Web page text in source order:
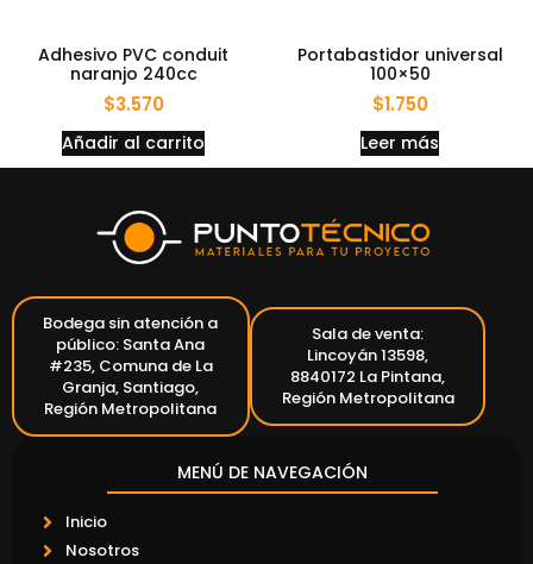
Adhesivo PVC conduit
naranjo 240cc
$3.570
Añadir al carrito
Portabastidor universal
100×50
$1.750
Leer más
Bodega sin atención a
público: Santa Ana
#235, Comuna de La
Granja, Santiago,
Región Metropolitana
Sala de venta:
Lincoyán 13598,
8840172 La Pintana,
Región Metropolitana
MENÚ DE NAVEGACIÓN
Inicio
Nosotros